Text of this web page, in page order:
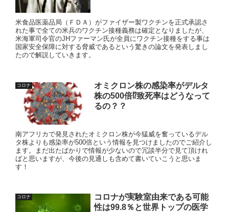
米食品医薬品局（ＦＤＡ）がファイザー製ワクチンを正式承認さ
れた事で全ての米兵のワクチン接種義務は確定となりましたが、
米海軍司令官のJHファーマン氏が全員にワクチン接種をする事は
国家安全保障に対する脅威であるという驚きの論文を発表しまし
たので解説していきます。
コロナ
オミクロン株の感染率がデルタ
株の500倍⁉致死率はどうなって
るの？？
南アフリカで発見されたオミクロン株が今猛威を奮っているデル
タ株よりも感染率が500倍という情報を見つけましたのでご紹介し
ます。まだ出たばかりで情報が少ないので冗談半分で見て頂けれ
ばと思いますが、今後の見通しも含めて書いていこうと思いま
す！
コロナ
コロナが実験室由来である可能
性は99.8％と世界トップの医学